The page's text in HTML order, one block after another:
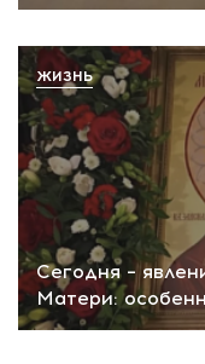
Сегодня –
Матери:
ЖИЗНЬ